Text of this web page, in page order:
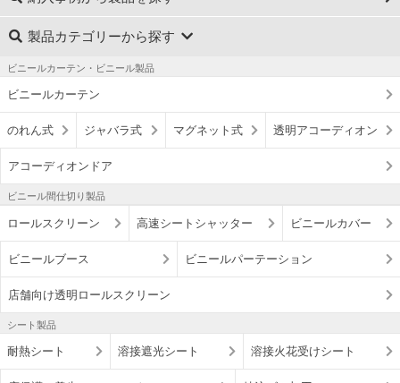
製品カテゴリーから探す
ビニールカーテン・ビニール製品
ビニールカーテン
のれん式 ジャバラ式 マグネット式 透明アコーディオン
アコーディオンドア
ビニール間仕切り製品
ロールスクリーン 高速シートシャッター ビニールカバー
ビニールブース ビニールパーテーション
店舗向け透明ロールスクリーン
シート製品
耐熱シート 溶接遮光シート 溶接火花受けシート